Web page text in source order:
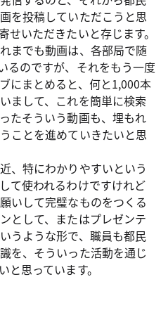
を投稿していただこうと思
せいただきたいと存じます。
までも動画は、各部局で随
るのですが、それをもう一度
にまとめると、何と1,000本
まして、これを簡単に検索
たそういう動画も、埋もれ
ことを進めていきたいと思
、特にわかりやすいという
て使われるわけですけれど
いして完璧なものをつくる
として、またはプレゼンテ
うような形で、職員も都民
を、そういった活動を通じ
と思っています。